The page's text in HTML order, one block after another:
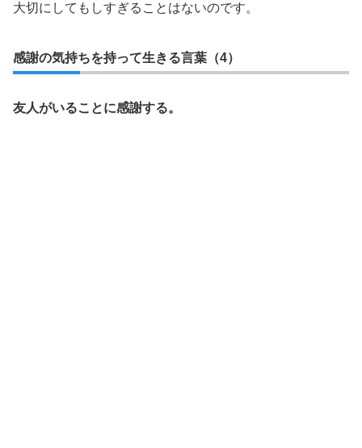
大切にしてもしすぎることはないのです。
感謝の気持ちを持って生きる言葉（4）
友人がいることに感謝する。